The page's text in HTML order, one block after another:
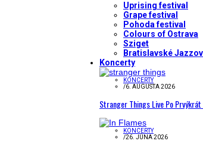
Uprising festival
Grape festival
Pohoda festival
Colours of Ostrava
Sziget
Bratislavské
Koncerty
KONCERTY
/6. AUGUSTA 2026
Stranger Things Live Po
KONCERTY
/26. JÚNA 2026